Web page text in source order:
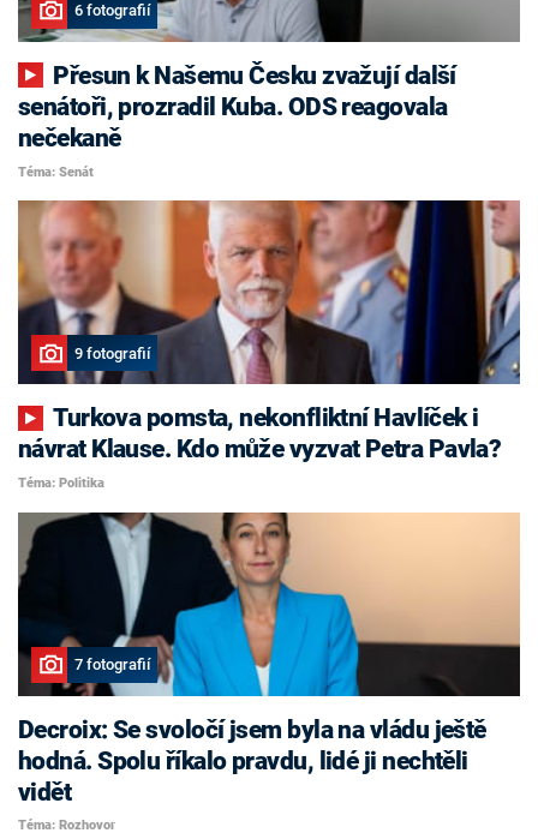
6 fotografií
senátoři, prozradil Kuba. ODS reagovala
nečekaně
Téma: Senát
9 fotografií
Turkova pomsta, nekonfliktní Havlíček i
návrat Klause. Kdo může vyzvat Petra Pavla?
Téma: Politika
7 fotografií
Decroix: Se svoločí jsem byla na vládu ještě
hodná. Spolu říkalo pravdu, lidé ji nechtěli
vidět
Téma: Rozhovor